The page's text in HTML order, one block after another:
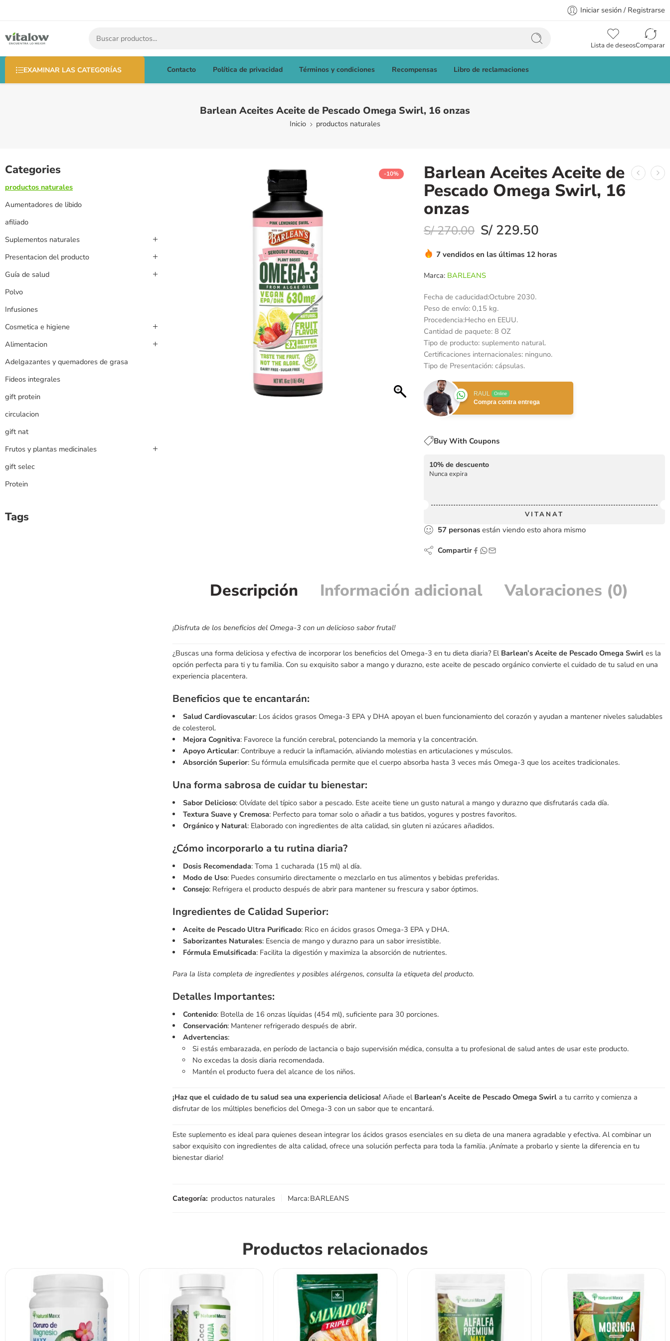
Iniciar sesión / Registrarse
Lista de deseosComparar
EXAMINAR LAS CATEGORÍAS Contacto Política de privacidad Términos y condiciones Recompensas Libro de reclamaciones
Barlean Aceites Aceite de Pescado Omega Swirl, 16 onzas
Inicio productos naturales
-10% Barlean Aceites Aceite de
Pescado Omega Swirl, 16
onzas
S/270.00 S/ 229.50
7 vendidos en las últimas 12 horas
Marca: BARLEANS
Fecha de caducidad:Octubre 2030.
Peso de envío: 0,15 kg.
Procedencia:Hecho en EEUU.
Cantidad de paquete: 8 OZ
Tipo de producto: suplemento natural.
Certificaciones internacionales: ninguno.
Tipo de Presentación: cápsulas.
RAUL Online
Compra contra entrega
Buy With Coupons
10% de descuento
Nunca expira
VITANAT
57 personas están viendo esto ahora mismo
Compartir
Descripción Información adicional Valoraciones (0)
¡Disfruta de los beneficios del Omega-3 con un delicioso sabor frutal!
¿Buscas una forma deliciosa y efectiva de incorporar los beneficios del Omega-3 en tu dieta diaria? El Barlean’s Aceite de Pescado Omega Swirl es la
opción perfecta para ti y tu familia. Con su exquisito sabor a mango y durazno, este aceite de pescado orgánico convierte el cuidado de tu salud en una
experiencia placentera.
Beneficios que te encantarán:
Salud Cardiovascular: Los ácidos grasos Omega-3 EPA y DHA apoyan el buen funcionamiento del corazón y ayudan a mantener niveles saludables
de colesterol.
Mejora Cognitiva: Favorece la función cerebral, potenciando la memoria y la concentración.
Apoyo Articular: Contribuye a reducir la inflamación, aliviando molestias en articulaciones y músculos.
Absorción Superior: Su fórmula emulsificada permite que el cuerpo absorba hasta 3 veces más Omega-3 que los aceites tradicionales.
Una forma sabrosa de cuidar tu bienestar:
Sabor Delicioso: Olvídate del típico sabor a pescado. Este aceite tiene un gusto natural a mango y durazno que disfrutarás cada día.
Textura Suave y Cremosa: Perfecto para tomar solo o añadir a tus batidos, yogures y postres favoritos.
Orgánico y Natural: Elaborado con ingredientes de alta calidad, sin gluten ni azúcares añadidos.
¿Cómo incorporarlo a tu rutina diaria?
Dosis Recomendada: Toma 1 cucharada (15 ml) al día.
Modo de Uso: Puedes consumirlo directamente o mezclarlo en tus alimentos y bebidas preferidas.
Consejo: Refrigera el producto después de abrir para mantener su frescura y sabor óptimos.
Ingredientes de Calidad Superior:
Aceite de Pescado Ultra Purificado: Rico en ácidos grasos Omega-3 EPA y DHA.
Saborizantes Naturales: Esencia de mango y durazno para un sabor irresistible.
Fórmula Emulsificada: Facilita la digestión y maximiza la absorción de nutrientes.
Para la lista completa de ingredientes y posibles alérgenos, consulta la etiqueta del producto.
Detalles Importantes:
Contenido: Botella de 16 onzas líquidas (454 ml), suficiente para 30 porciones.
Conservación: Mantener refrigerado después de abrir.
Advertencias:
Si estás embarazada, en período de lactancia o bajo supervisión médica, consulta a tu profesional de salud antes de usar este producto.
No excedas la dosis diaria recomendada.
Mantén el producto fuera del alcance de los niños.
¡Haz que el cuidado de tu salud sea una experiencia deliciosa! Añade el Barlean’s Aceite de Pescado Omega Swirl a tu carrito y comienza a
disfrutar de los múltiples beneficios del Omega-3 con un sabor que te encantará.
Este suplemento es ideal para quienes desean integrar los ácidos grasos esenciales en su dieta de una manera agradable y efectiva. Al combinar un
sabor exquisito con ingredientes de alta calidad, ofrece una solución perfecta para toda la familia. ¡Anímate a probarlo y siente la diferencia en tu
bienestar diario!
Categoría: productos naturales Marca:BARLEANS
Categories
productos naturales
Aumentadores de libido
afiliado
Suplementos naturales
Presentacion del producto
Guía de salud
Polvo
Infusiones
Cosmetica e higiene
Alimentacion
Adelgazantes y quemadores de grasa
Fideos integrales
gift protein
circulacion
gift nat
Frutos y plantas medicinales
gift selec
Protein
Tags
Productos relacionados